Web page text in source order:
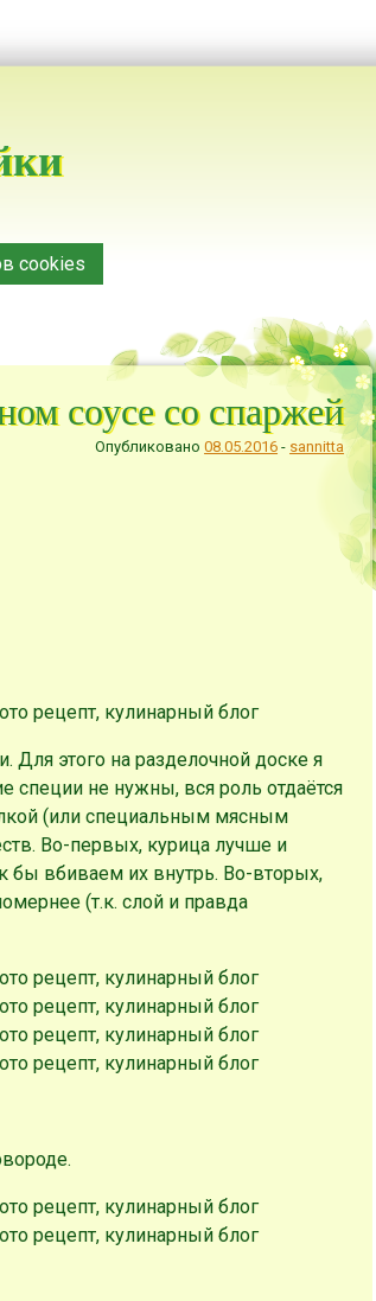
cookies
соусе со спаржей
Опубликовано08.05.2016 - sannitta
Для этого на разделочной доске я
специи не нужны, вся роль отдаётся
(или специальным мясным
Во-первых, курица лучше и
вбиваем их внутрь. Во-вторых,
(т.к. слой и правда